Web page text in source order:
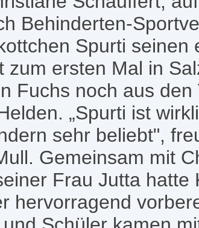
Behinderten-
Spurti seinen
ersten Mal in
Fuchs noch aus den
„Spurti ist
sehr beliebt",
Gemeinsam mit
Frau Jutta hatte
hervorragend